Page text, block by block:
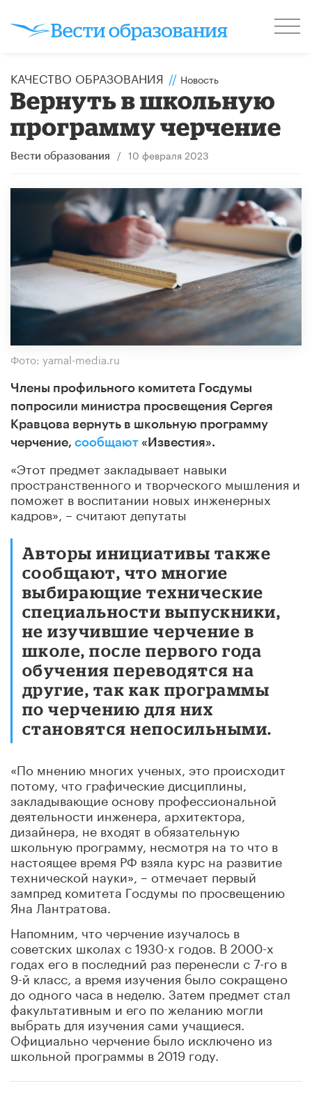
КАЧЕСТВО ОБРАЗОВАНИЯ // Новость
Вернуть в школьную
программу черчение
Вести образования / 10 февраля 2023
Фото: yamal-media.ru
Члены профильного комитета Госдумы
попросили министра просвещения Сергея
Кравцова вернуть в школьную программу
черчение, сообщают «Известия».
«Этот предмет закладывает навыки
пространственного и творческого мышления и
поможет в воспитании новых инженерных
кадров», – считают депутаты
Авторы инициативы также
сообщают, что многие
выбирающие технические
специальности выпускники,
не изучившие черчение в
школе, после первого года
обучения переводятся на
другие, так как программы
по черчению для них
становятся непосильными.
«По мнению многих ученых, это происходит
потому, что графические дисциплины,
закладывающие основу профессиональной
деятельности инженера, архитектора,
дизайнера, не входят в обязательную
школьную программу, несмотря на то что в
настоящее время РФ взяла курс на развитие
технической науки», – отмечает первый
зампред комитета Госдумы по просвещению
Яна Лантратова.
Напомним, что черчение изучалось в
советских школах с 1930-х годов. В 2000-х
годах его в последний раз перенесли с 7-го в
9-й класс, а время изучения было сокращено
до одного часа в неделю. Затем предмет стал
факультативным и его по желанию могли
выбрать для изучения сами учащиеся.
Официально черчение было исключено из
школьной программы в 2019 году.